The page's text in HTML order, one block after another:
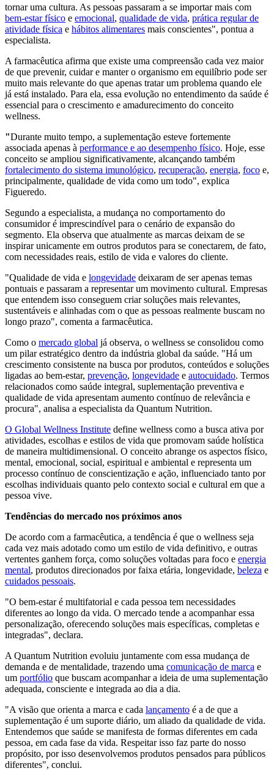
tornar uma cultura. As pessoas passaram a se importar mais com
bem-estar físico e emocional, qualidade de vida, prática regular de
atividade física e hábitos alimentares mais conscientes", pontua a
especialista.
A farmacêutica afirma que existe uma compreensão cada vez maior
de que prevenir, cuidar e manter o organismo em equilíbrio pode ser
muito mais relevante do que apenas tratar um problema quando ele
já está instalado. Para ela, essa evolução no entendimento da saúde é
essencial para o crescimento e amadurecimento do conceito
wellness.
"Durante muito tempo, a suplementação esteve fortemente
associada apenas à performance e ao desempenho físico. Hoje, esse
conceito se ampliou significativamente, alcançando também
fortalecimento do sistema imunológico, recuperação, energia, foco e,
principalmente, qualidade de vida como um todo", explica
Figueredo.
Segundo a especialista, a mudança no comportamento do
consumidor é imprescindível para o cenário de expansão do
segmento. Ela observa que atualmente as marcas deixam de se
inspirar unicamente em outros produtos para se conectarem, de fato,
com necessidades reais, estilo de vida e valores do cliente.
"Qualidade de vida e longevidade deixaram de ser apenas temas
pontuais e passaram a representar um movimento cultural. Empresas
que entendem isso conseguem criar soluções mais relevantes,
sustentáveis e alinhadas com o que as pessoas realmente buscam no
longo prazo", comenta a farmacêutica.
Como o mercado global já observa, o wellness se consolidou como
um pilar estratégico dentro da indústria global da saúde. "Há um
crescimento consistente na busca por produtos, conteúdos e soluções
ligadas ao bem-estar, prevenção, longevidade e autocuidado. Termos
relacionados como saúde integral, suplementação preventiva e
qualidade de vida apresentam aumento contínuo de relevância e
procura", analisa a especialista da Quantum Nutrition.
O Global Wellness Institute define wellness como a busca ativa por
atividades, escolhas e estilos de vida que promovam saúde holística
de maneira multidimensional. O conceito abrange os aspectos físico,
mental, emocional, social, espiritual e ambiental e representa um
processo contínuo de conscientização e ação, influenciado tanto por
escolhas individuais quanto pelo contexto social e cultural em que a
pessoa vive.
Tendências do mercado nos próximos anos
De acordo com a farmacêutica, a tendência é que o wellness seja
cada vez mais adotado como um estilo de vida definitivo, e outras
vertentes ganhem força, como soluções voltadas para foco e energia
mental, produtos direcionados por faixa etária, longevidade, beleza e
cuidados pessoais.
"O bem-estar é multifatorial e cada pessoa tem necessidades
diferentes ao longo da vida. O mercado tende a acompanhar essa
personalização, oferecendo soluções mais específicas, completas e
integradas", declara.
A Quantum Nutrition evoluiu juntamente com essa mudança de
demanda e de mentalidade, trazendo uma comunicação de marca e
um portfólio que buscam acompanhar a ideia de uma suplementação
adequada, consciente e integrada ao dia a dia.
"A visão que orienta a marca e cada lançamento é a de que a
suplementação é um suporte diário, um aliado da qualidade de vida.
Entendemos que saúde se manifesta de formas diferentes em cada
pessoa, em cada fase da vida. Respeitar isso faz parte do nosso
propósito, por isso desenvolvemos produtos pensados para públicos
diferentes", conclui.